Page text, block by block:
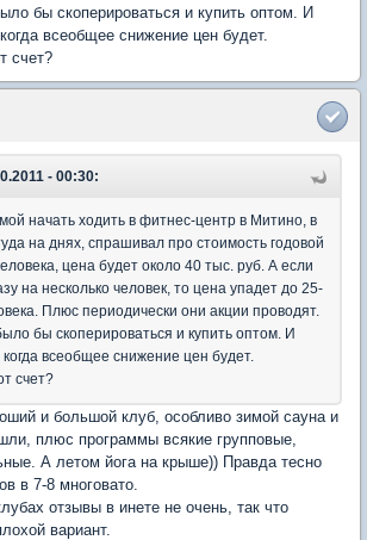
бы скоперироваться и купить оптом. И
всеобщее снижение цен будет.
счет?
- 00:30:
начать ходить в фитнес-центр в Митино, в
на днях, спрашивал про стоимость годовой
цена будет около 40 тыс. руб. А если
на несколько человек, то цена упадет до 25-
Плюс периодически они акции проводят.
бы скоперироваться и купить оптом. И
всеобщее снижение цен будет.
счет?
и большой клуб, особливо зимой сауна и
плюс программы всякие групповые,
А летом йога на крыше)) Правда тесно
в 7-8 многовато.
отзывы в инете не очень, так что
вариант.